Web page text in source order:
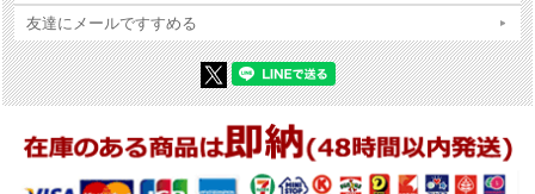
友達にメールですすめる